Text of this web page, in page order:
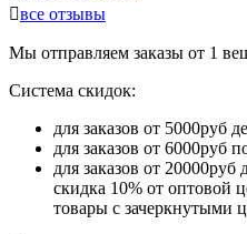
все отзывы
Мы отправляем заказы от 1
Система скидок:
для заказов от 5000руб
для заказов от 6000руб
для заказов от 20000руб
скидка 10% от оптовой
товары с зачеркнутыми